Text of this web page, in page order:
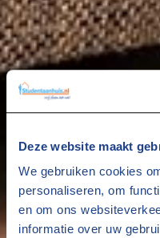
Deze website maakt
We gebruiken cookies
personaliseren, om
en om ons
informatie over uw